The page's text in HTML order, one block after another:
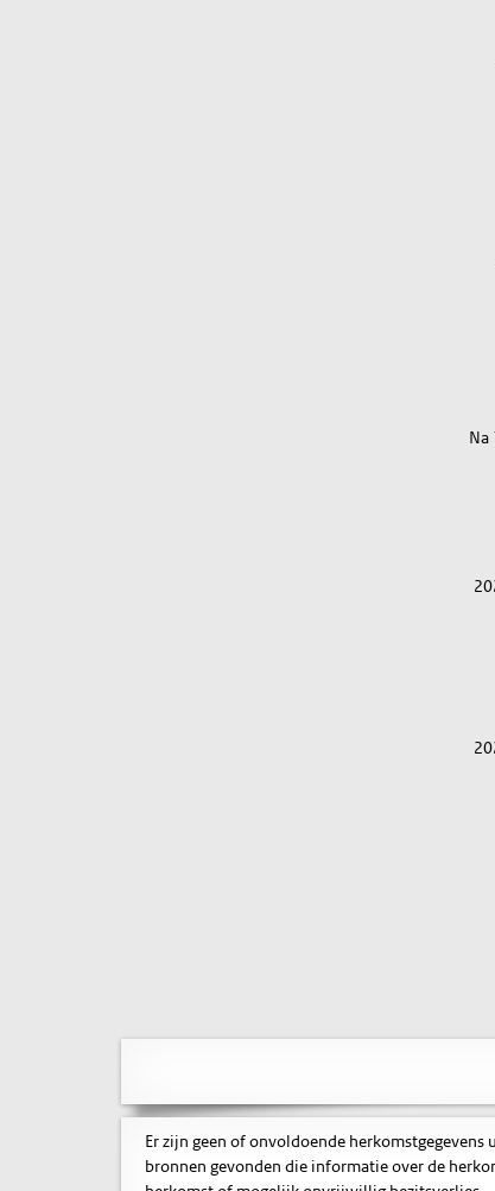
Na
Er zijn geen of onvoldoende
bronnen gevonden die informatie over de